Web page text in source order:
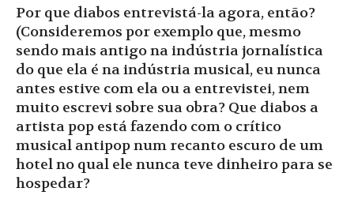
Por que diabos entrevistá-la agora, então?
(Consideremos por exemplo que, mesmo
sendo mais antigo na indústria jornalística
do que ela é na indústria musical, eu nunca
antes estive com ela ou a entrevistei, nem
muito escrevi sobre sua obra? Que diabos a
artista pop está fazendo com o crítico
musical antipop num recanto escuro de um
hotel no qual ele nunca teve dinheiro para se
hospedar?